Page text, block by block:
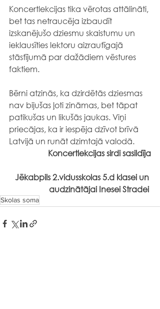
Koncertlekcijas tika vērotas attālināti,
bet tas netraucēja izbaudīt
izskanējušo dziesmu skaistumu un
ieklausīties lektoru aizrautīgajā
stāstījumā par dažādiem vēstures
faktiem.
Bērni atzinās, ka dzirdētās dziesmas
nav bijušas ļoti zināmas, bet tāpat
patikušas un likušās jaukas. Viņi
priecājas, ka ir iespēja dzīvot brīvā
Latvijā un runāt dzimtajā valodā.
Koncertlekcijas sirdi sasildīja
Jēkabpils 2.vidusskolas 5.d klasei un
audzinātājai Inesei Stradei
Skolas soma